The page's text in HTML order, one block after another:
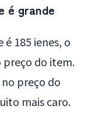
é grande
185 ienes, o
preço do item.
preço do
mais caro.